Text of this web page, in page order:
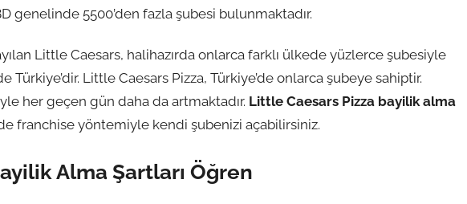
genelinde 5500’den fazla şubesi bulunmaktadır.
Little Caesars, halihazırda onlarca farklı ülkede yüzlerce şubesiyle
Little Caesars Pizza, Türkiye’de onlarca şubeye sahiptir.
her geçen gün daha da artmaktadır. Little Caesars Pizza bayilik alma
de franchise yöntemiyle kendi şubenizi açabilirsiniz.
Alma Şartları Öğren